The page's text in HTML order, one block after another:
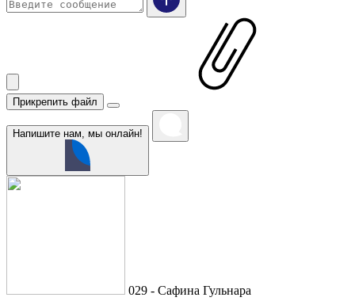
Прикрепить файл
Напишите нам, мы онлайн!
029 - Сафина Гульнара